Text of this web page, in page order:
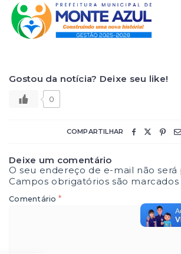
Gostou da notícia? Deixe seu like!
0
COMPARTILHAR
Deixe um comentário
O seu endereço de e-mail não será
Campos obrigatórios são
Comentário *